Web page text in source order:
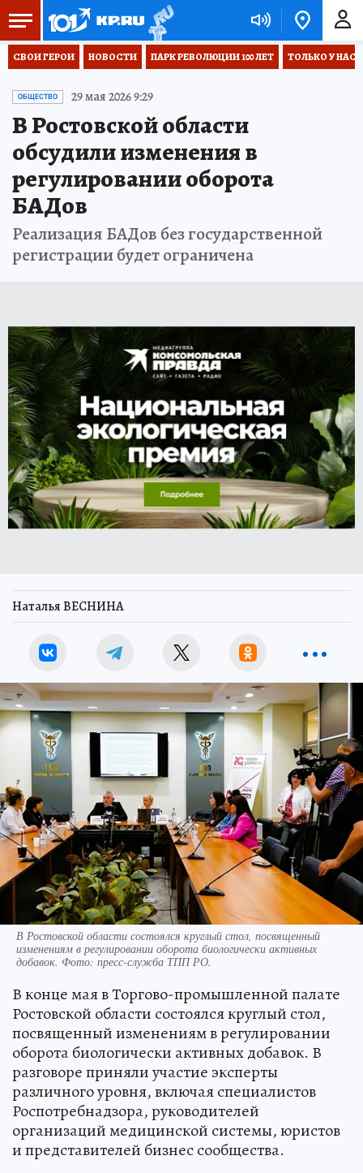
СВОИ ГЕРОИ НОВОСТИ ПАРК РЕВОЛЮЦИИ 100 ЛЕТ ТОЛЬКО У НАС
ОБЩЕСТВО 29 мая 2026 9:29
В Ростовской области
обсудили изменения в
регулировании оборота
БАДов
Реализация БАДов без государственной
регистрации будет ограничена
Наталья ВЕСНИНА
В Ростовской области состоялся круглый стол, посвященный
изменениям в регулировании оборота биологически активных
добавок. Фото: пресс-служба ТПП РО.
В конце мая в Торгово-промышленной палате
Ростовской области состоялся круглый стол,
посвященный изменениям в регулировании
оборота биологически активных добавок. В
разговоре приняли участие эксперты
различного уровня, включая специалистов
Роспотребнадзора, руководителей
организаций медицинской системы, юристов
и представителей бизнес сообщества.